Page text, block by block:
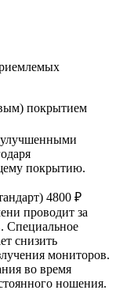
покрытием
покрытию.
4800 ₽
проводит за
Специальное
снизить
мониторов.
во время
ношения.